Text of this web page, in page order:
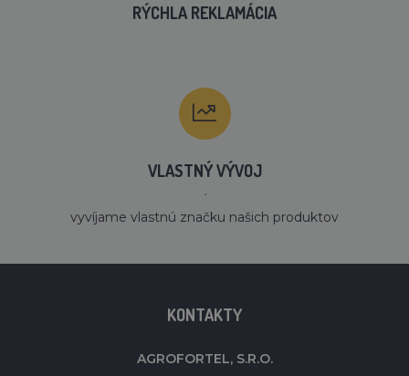
RÝCHLA REKLAMÁCIA
VLASTNÝ VÝVOJ
´
vyvíjame vlastnú značku našich produktov
KONTAKTY
AGROFORTEL, S.R.O.